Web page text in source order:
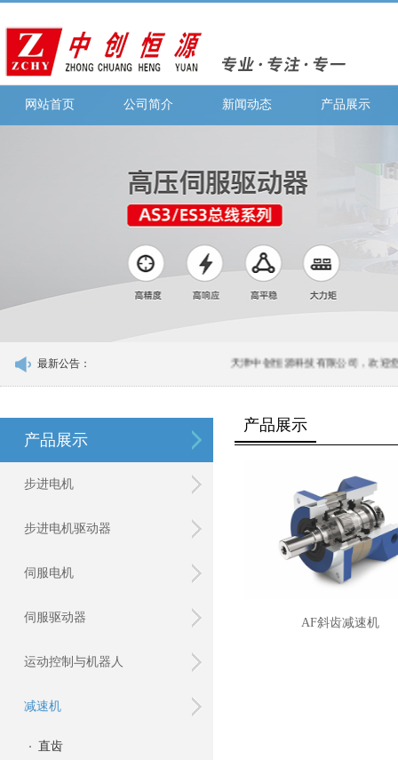
网站首页 公司简介 新闻动态 产品展示
最新公告： 天津中创恒源科技有限公司，欢迎您的
产品展示
步进电机
步进电机驱动器
伺服电机
伺服驱动器
运动控制与机器人
减速机
直齿
产品展示
AF斜齿减速机